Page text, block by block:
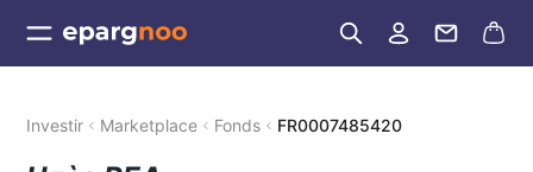
Investir Marketplace Fonds FR0007485420